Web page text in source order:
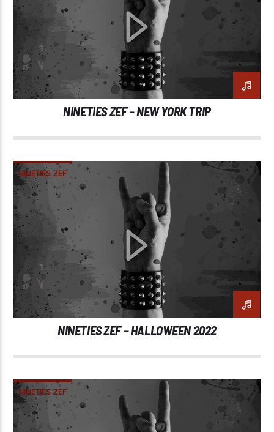
NINETIES ZEF – NEW YORK TRIP
NINETIES ZEF
NINETIES ZEF – HALLOWEEN 2022
NINETIES ZEF